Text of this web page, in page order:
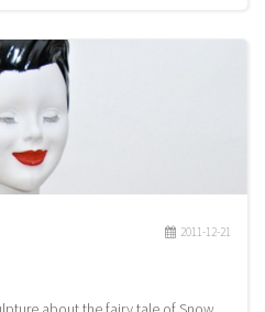
2011-12-21